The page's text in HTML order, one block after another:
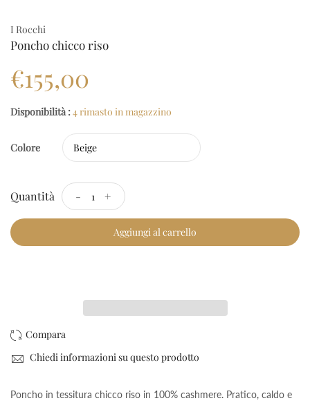
I Rocchi
Poncho chicco riso
€155,00
Disponibilità :4 rimasto in magazzino
Colore
Quantità - +
Aggiungi al carrello
Chiedi informazioni su questo prodotto
Poncho in tessitura chicco riso in 100% cashmere. Pratico, caldo e